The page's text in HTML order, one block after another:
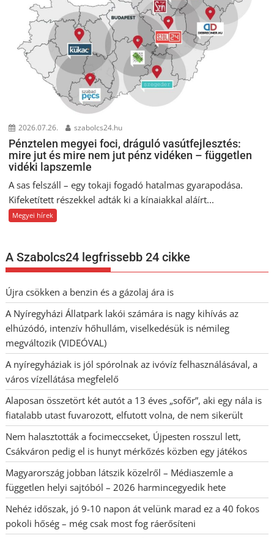
2026.07.26. szabolcs24.hu
Pénztelen megyei foci, dráguló vasútfejlesztés:
mire jut és mire nem jut pénz vidéken – független
vidéki lapszemle
A sas felszáll – egy tokaji fogadó hatalmas gyarapodása.
Kifeketített részekkel adták ki a kínaiakkal aláírt...
Megyei hírek
A Szabolcs24 legfrissebb 24 cikke
Újra csökken a benzin és a gázolaj ára is
A Nyíregyházi Állatpark lakói számára is nagy kihívás az
elhúzódó, intenzív hőhullám, viselkedésük is némileg
megváltozik (VIDEÓVAL)
A nyíregyháziak is jól spórolnak az ivóvíz felhasználásával, a
város vízellátása megfelelő
Alaposan összetört két autót a 13 éves „sofőr”, aki egy nála is
fiatalabb utast fuvarozott, elfutott volna, de nem sikerült
Nem halasztották a focimeccseket, Újpesten rosszul lett,
Csákváron pedig el is hunyt mérkőzés közben egy játékos
Magyarország jobban látszik közelről – Médiaszemle a
független helyi sajtóból – 2026 harmincegyedik hete
Nehéz időszak, jó 9-10 napon át velünk marad ez a 40 fokos
pokoli hőség – még csak most fog ráerősíteni